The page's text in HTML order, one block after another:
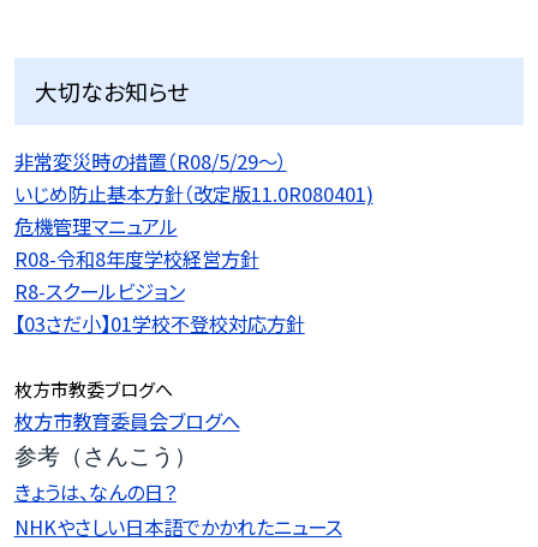
大切なお知らせ
非常変災時の措置（R08/5/29〜）
いじめ防止基本方針（改定版11.0R080401)
危機管理マニュアル
R08-令和8年度学校経営方針
R8-スクールビジョン
【03さだ小】01学校不登校対応方針
枚方市教委ブログへ
枚方市教育委員会ブログへ
参考（さんこう）
きょうは、なんの日？
NHKやさしい日本語でかかれたニュース